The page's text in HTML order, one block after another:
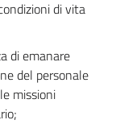
di vita
di emanare
del personale
missioni